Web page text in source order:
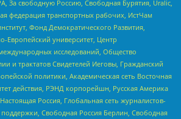
За свободную Россию, Свободная Бурятия, Uralic,
федерация транспортных рабочих, ИстЧам
Фонд Демократического Развития,
Европейский университет, Центр
исследований, Общество
и трактатов Свидетелей Иеговы, Гражданский
политики, Академическая сеть Восточная
действия, РЭНД корпорейшн, Русская Америка
Россия, Глобальная сеть журналистов-
поддержки, Свободная Россия Берлин, Свободная